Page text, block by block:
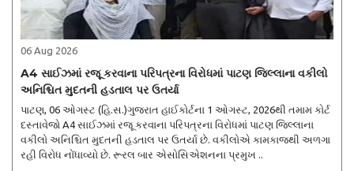
06 Aug 2026
A4 સાઈઝમાં રજૂ કરવાના પરિપત્રના વિરોધમાં પાટણ જિલ્લાના વકીલો
અનિશ્ચિત મુદતની હડતાલ પર ઉતર્યા
પાટણ, 06 ઓગસ્ટ (હિ.સ.)ગુજરાત હાઈકોર્ટના 1 ઓગસ્ટ, 2026થી તમામ કોર્ટ
દસ્તાવેજો A4 સાઈઝમાં રજૂ કરવાના પરિપત્રના વિરોધમાં પાટણ જિલ્લાના
વકીલો અનિશ્ચિત મુદતની હડતાલ પર ઉતર્યા છે. વકીલોએ કામકાજથી અળગા
રહી વિરોધ નોંધાવ્યો છે. રૂરલ બાર એસોસિએશનના પ્રમુખ ..